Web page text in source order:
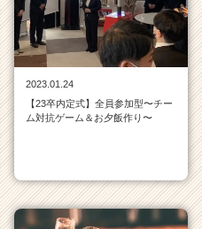
2023.01.24
【23卒内定式】全員参加型〜チー
ム対抗ゲーム＆お夕飯作り〜